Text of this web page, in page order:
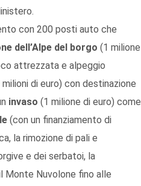
con 200 posti auto che
dell’Alpe del borgo (1 milione
attrezzata e alpeggio
milioni di euro) con destinazione
invaso (1 milione di euro) come
(con un finanziamento di
la rimozione di pali e
e dei serbatoi, la
Monte Nuvolone fino alle